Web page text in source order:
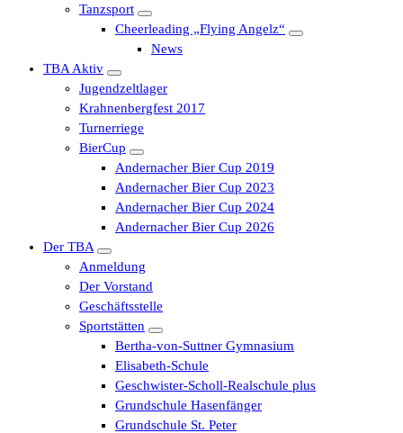
Tanzsport
Cheerleading „Flying Angelz“
News
TBA Aktiv
Jugendzeltlager
Krahnenbergfest 2017
Turnerriege
BierCup
Andernacher Bier Cup 2019
Andernacher Bier Cup 2023
Andernacher Bier Cup 2024
Andernacher Bier Cup 2026
Der TBA
Anmeldung
Der Vorstand
Geschäftsstelle
Sportstätten
Bertha-von-Suttner Gymnasium
Elisabeth-Schule
Geschwister-Scholl-Realschule plus
Grundschule Hasenfänger
Grundschule St. Peter